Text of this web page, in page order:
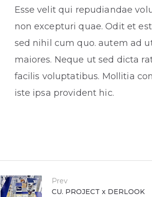
Esse velit qui repudiandae
non excepturi quae. Odit et
sed nihil cum quo. autem ad
maiores. Neque ut sed dicta
facilis voluptatibus. Mollitia
iste ipsa provident hic.
Post
Prev
CU. PROJECT x DERLOOK